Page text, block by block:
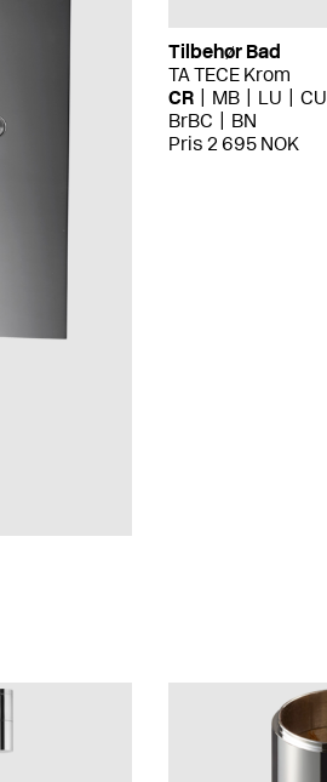
Tilbehør Bad
TA TECE Krom
CR
MB LU CU
BrBC
BN
Pris 2 695 NOK